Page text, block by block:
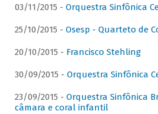
03/11/2015 - Orquestra Sinfônica
25/10/2015 - Osesp - Quarteto de
20/10/2015 - Francisco Stehling
30/09/2015 - Orquestra Sinfônica
23/09/2015 - Orquestra Sinfônica
câmara e coral infantil